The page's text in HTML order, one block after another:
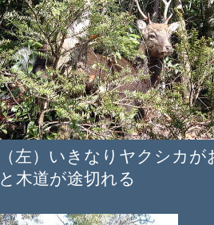
（左）いきなりヤクシ
と木道が途切れる